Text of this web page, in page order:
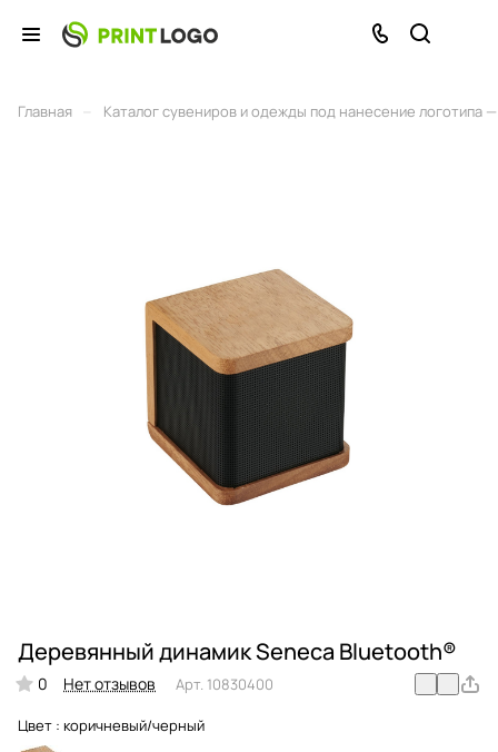
Главная Каталог сувениров и одежды под нанесение логотипа
Деревянный динамик Seneca Bluetooth®
0 Нет отзывов Арт. 10830400
Цвет : коричневый/черный